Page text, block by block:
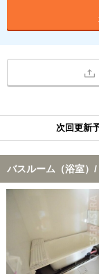
次回更新
バスルーム（浴室）/